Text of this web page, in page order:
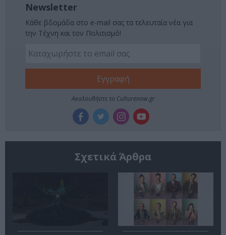
Newsletter
Κάθε βδομάδα στο e-mail σας τα τελευταία νέα για
την Τέχνη και τον Πολιτισμό!
Ακολουθήστε το Culturenow.gr
Σχετικά Άρθρα